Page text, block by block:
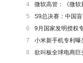
4
微软高管：《微
5
S9总决赛：中国
6
9月国家发明授权
7
小米新手机专利曝
8
欲叫板全球电商巨